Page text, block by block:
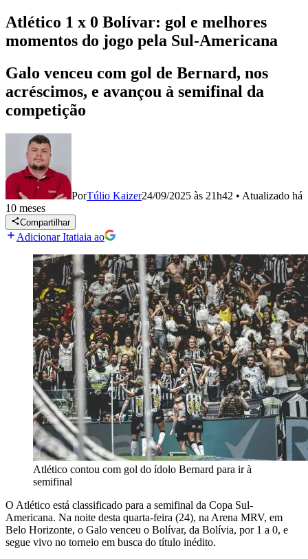
Atlético 1 x 0 Bolívar: gol e melhores
momentos do jogo pela Sul-Americana
Galo venceu com gol de Bernard, nos
acréscimos, e avançou à semifinal da
competição
PorTúlio Kaizer24/09/2025 às 21h42 • Atualizado há
10 meses
Compartilhar
Adicionar Itatiaia ao
Atlético contou com gol do ídolo Bernard para ir à
semifinal
O Atlético está classificado para a semifinal da Copa Sul-
Americana. Na noite desta quarta-feira (24), na Arena MRV, em
Belo Horizonte, o Galo venceu o Bolívar, da Bolívia, por 1 a 0, e
segue vivo no torneio em busca do título inédito.